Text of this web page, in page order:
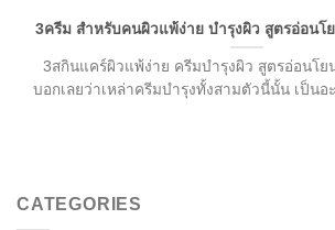
3ครีม สำหรับคนผิวแพ้ง่าย บำรุงผิว สูตรอ่อนโ
3สกินแคร์ผิวแพ้ง่าย ครีมบำรุงผิว สูตรอ่อนโย
บอกเลยว่าเหล่าครีมบำรุงทั้งสามตัวนี้นั้น เป็นอ
CATEGORIES